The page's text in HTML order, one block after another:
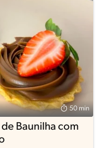
50 min
Baunilha com